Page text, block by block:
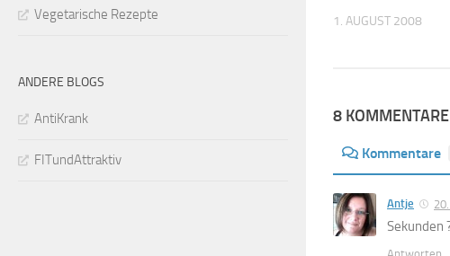
1. AUGUST 2008
8 KOMMENTARE
Kommentare
Antje
Sekunden
Vegetarische Rezepte
ANDERE BLOGS
AntiKrank
FITundAttraktiv